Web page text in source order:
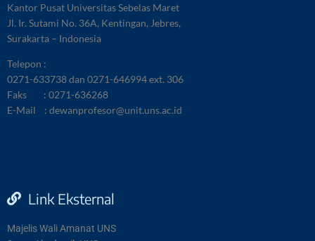
Kantor Pusat Universitas Sebelas Maret
Jl. Ir. Sutami No. 36A, Kentingan, Jebres,
Surakarta – Indonesia
Telepon :
0271-633738 dan 0271-646994 ext. 306
Faks : 0271-636268
E-Mail : dewanprofesor@unit.uns.ac.id
Link Eksternal
Majelis Wali Amanat UNS